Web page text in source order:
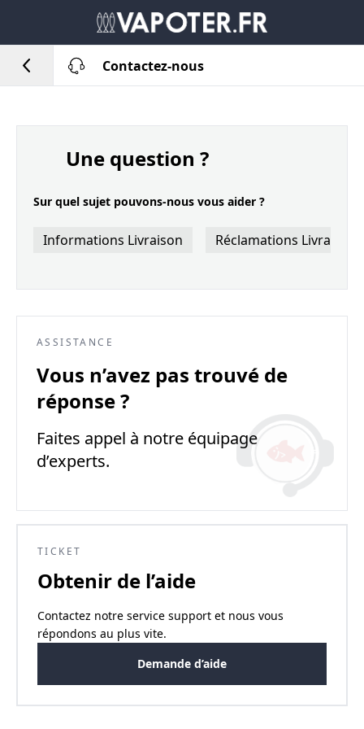
Contactez-nous
Une question ?
Sur quel sujet pouvons-nous vous aider ?
Informations Livraison Réclamations Livraison
ASSISTANCE
Vous n’avez pas trouvé de
réponse ?
Faites appel à notre équipage
d’experts.
TICKET
Obtenir de l’aide
Contactez notre service support et nous vous
répondons au plus vite.
Demande d’aide